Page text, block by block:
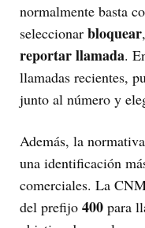
normalmente basta
seleccionar bloquear,
reportar llamada.
llamadas recientes,
junto al número y
Además, la
una identificación
comerciales. La
del prefijo 400 para